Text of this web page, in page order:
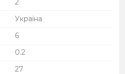
2
Україна
6
0.2
27